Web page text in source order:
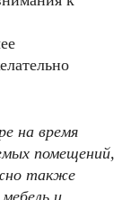
на время
помещений,
также
и